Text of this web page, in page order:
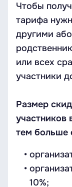
Чтобы
тарифа
другими
или всех
участники
Размер
участников
тем больше
10%;